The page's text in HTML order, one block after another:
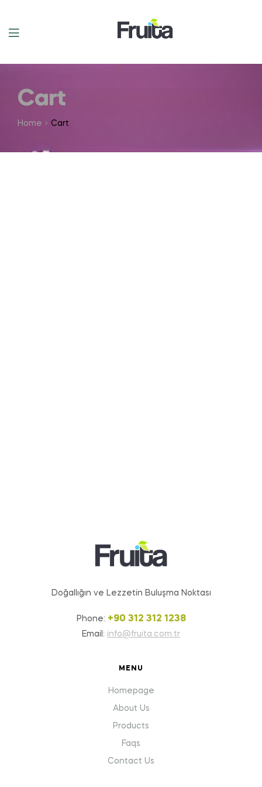
Cart
Home Cart
Doğallığın ve Lezzetin Buluşma Noktası
Phone: +90 312 312 1238
Email: info@fruita.com.tr
MENU
Homepage
About Us
Products
Faqs
Contact Us